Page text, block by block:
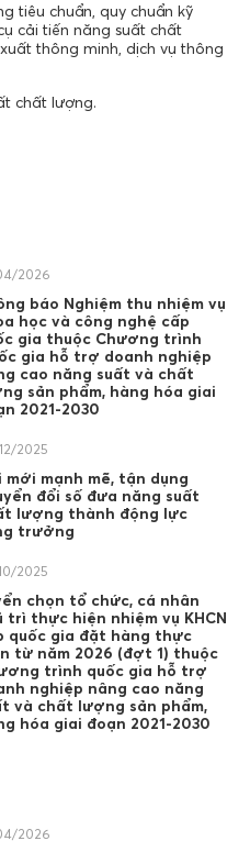
tiêu chuẩn, quy chuẩn kỹ
cải tiến năng suất chất
thông minh, dịch vụ thông
chất lượng.
2026
báo Nghiệm thu nhiệm vụ
học và công nghệ cấp
gia thuộc Chương trình
gia hỗ trợ doanh nghiệp
cao năng suất và chất
sản phẩm, hàng hóa giai
2021-2030
2025
mới mạnh mẽ, tận dụng
đổi số đưa năng suất
lượng thành động lực
trưởng
2025
chọn tổ chức, cá nhân
trì thực hiện nhiệm vụ KHCN
quốc gia đặt hàng thực
từ năm 2026 (đợt 1) thuộc
trình quốc gia hỗ trợ
nghiệp nâng cao năng
và chất lượng sản phẩm,
hóa giai đoạn 2021-2030
2026